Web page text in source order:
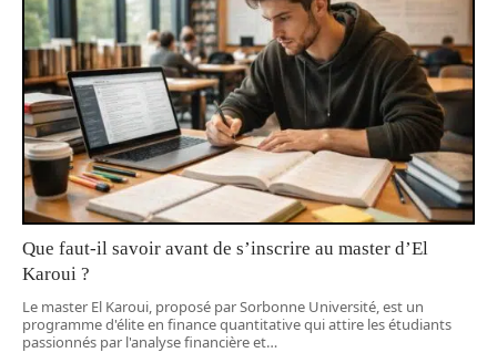
Que faut-il savoir avant de s’inscrire au master d’El
Karoui ?
Le master El Karoui, proposé par Sorbonne Université, est un
programme d'élite en finance quantitative qui attire les étudiants
passionnés par l'analyse financière et…